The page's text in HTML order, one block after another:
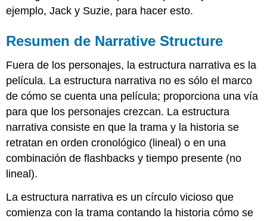
ejemplo, Jack y Suzie, para hacer esto.
Resumen de Narrative Structure
Fuera de los personajes, la estructura narrativa es la
película. La estructura narrativa no es sólo el marco
de cómo se cuenta una película; proporciona una vía
para que los personajes crezcan. La estructura
narrativa consiste en que la trama y la historia se
retratan en orden cronológico (lineal) o en una
combinación de flashbacks y tiempo presente (no
lineal).
La estructura narrativa es un círculo vicioso que
comienza con la trama contando la historia cómo se